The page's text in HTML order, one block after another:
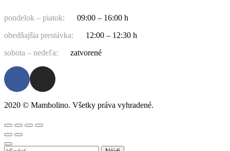
pondelok – piatok:
09:00 – 16:00 h
obedňajšia prestávka:
12:00 – 12:30 h
sobota – nedeľa:
zatvorené
2020 © Mambolino. Všetky práva vyhradené.